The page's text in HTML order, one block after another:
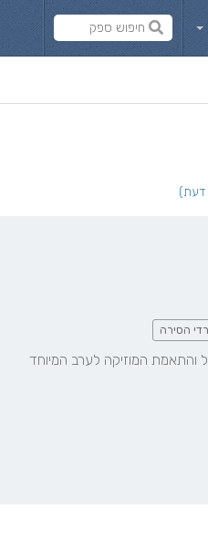
הסירה
המוזיקה לערב המיוחד